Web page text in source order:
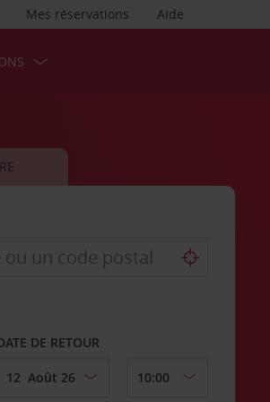
Aide
Mes réservations
DE RETOUR